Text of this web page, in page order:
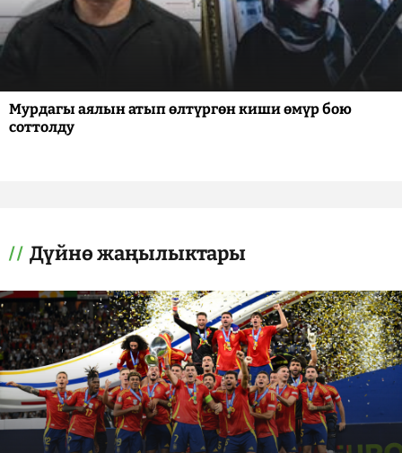
Мурдагы аялын атып өлтүргөн киши өмүр бою
соттолду
Дүйнө жаңылыктары